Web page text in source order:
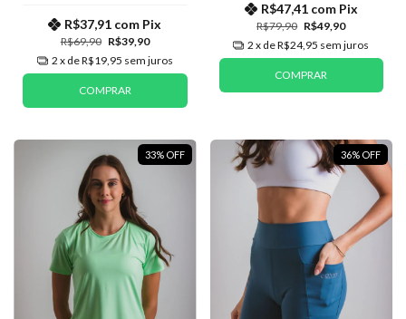
R$69,90 R$39,90
R$37,91 com Pix
2 x deR$19,95 sem juros
COMPRAR
R$79,90 R$49,90
R$47,41 com Pix
2 x deR$24,95 sem juros
COMPRAR
33% OFF 36% OFF